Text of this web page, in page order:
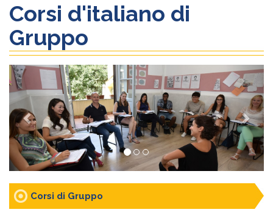
Corsi d'italiano di
Gruppo
Previous Next
Corsi di Gruppo